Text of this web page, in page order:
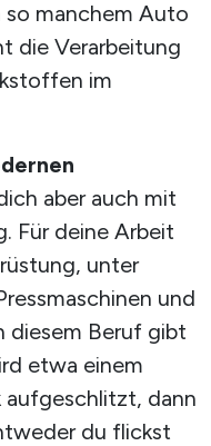
so manchem Auto
die Verarbeitung
im
aber auch mit
Für deine Arbeit
unter
und
diesem Beruf gibt
etwa einem
aufgeschlitzt, dann
du flickst